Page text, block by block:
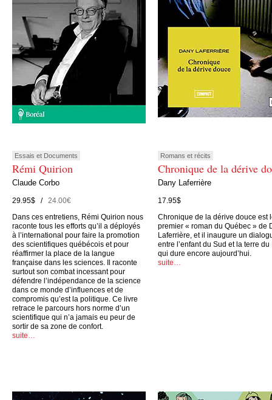
Essais et Documents
Rémi Quirion
Claude Corbo
29.95$ /24.00€
Dans ces entretiens, Rémi Quirion nous
raconte tous les efforts qu’il a déployés
à l’international pour faire la promotion
des scientifiques québécois et pour
réaffirmer la place de la langue
française dans les sciences. Il raconte
surtout son combat incessant pour
défendre l’indépendance de la science
dans ce monde d’influences et de
compromis qu’est la politique. Ce livre
retrace le parcours hors norme d’un
scientifique qui n’a jamais eu peur de
sortir de sa zone de confort.
suite…
Romans et récits
Chronique de la dérive
Dany Laferrière
17.95$
Chronique de la dérive douce est
premier « roman du Québec » de
Laferrière, et il inaugure un
entre l’enfant du Sud et la terre du
qui dure encore aujourd’hui.
suite…